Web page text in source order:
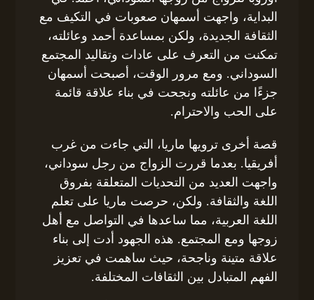
البداية، واجهت أسمهان صعوبات في التكيف مع
الثقافة الجديدة، ولكن بمساعدة أحمد وعائلته،
تمكنت من التعرف على عادات وتقاليد المجتمع
السوداني. ومع مرور الوقت، أصبحت أسمهان
جزءًا من عائلته ونجحت في بناء علاقة قائمة
على الحب والاحترام.
قصة أخرى ترويها ماريا، التي جاءت من غرب
أفريقيا. بعدما قررت الزواج من رجل سوداني،
واجهت العديد من التحديات المتعلقة بفروق
اللغة والثقافة. ولكن، حرصت ماريا على تعلم
اللغة العربية، مما ساعدها في التواصل مع أهل
زوجها ومع المجتمع. هذه الجهود أدت إلى بناء
علاقة متينة وناجحة، حيث ساهمت في تعزيز
الفهم المتبادل بين الثقافات المختلفة.